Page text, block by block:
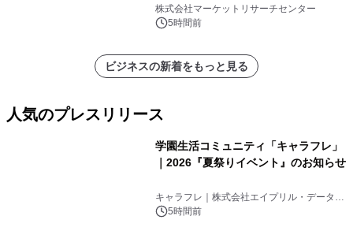
レポートを発表
株式会社マーケットリサーチセンター
5時間前
ビジネスの新着をもっと見る
人気のプレスリリース
学園生活コミュニティ「キャラフレ」
｜2026『夏祭りイベント』のお知らせ
キャラフレ｜株式会社エイプリル・データ・
デザインズ
5時間前